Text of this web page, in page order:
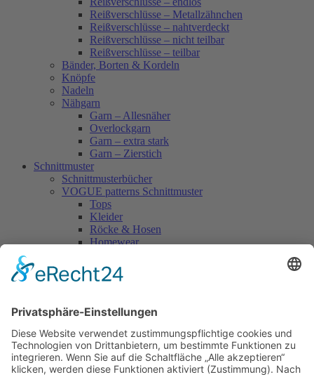
Reißverschlüsse – Metallzähnchen
Reißverschlüsse – nahtverdeckt
Reißverschlüsse – nicht teilbar
Reißverschlüsse – teilbar
Bänder, Borten & Kordeln
Knöpfe
Nadeln
Nähgarn
Garn – Allesnäher
Overlockgarn
Garn – extra stark
Garn – Zierstich
Schnittmuster
Schnittmusterbücher
VOGUE patterns Schnittmuster
Tops
Kleider
Röcke & Hosen
Homewear
Vogue Vintage
Herren
Accessoires
Einzelschnittmuster Burda
Tops
Kleider
Röcke & Hosen
Homewear